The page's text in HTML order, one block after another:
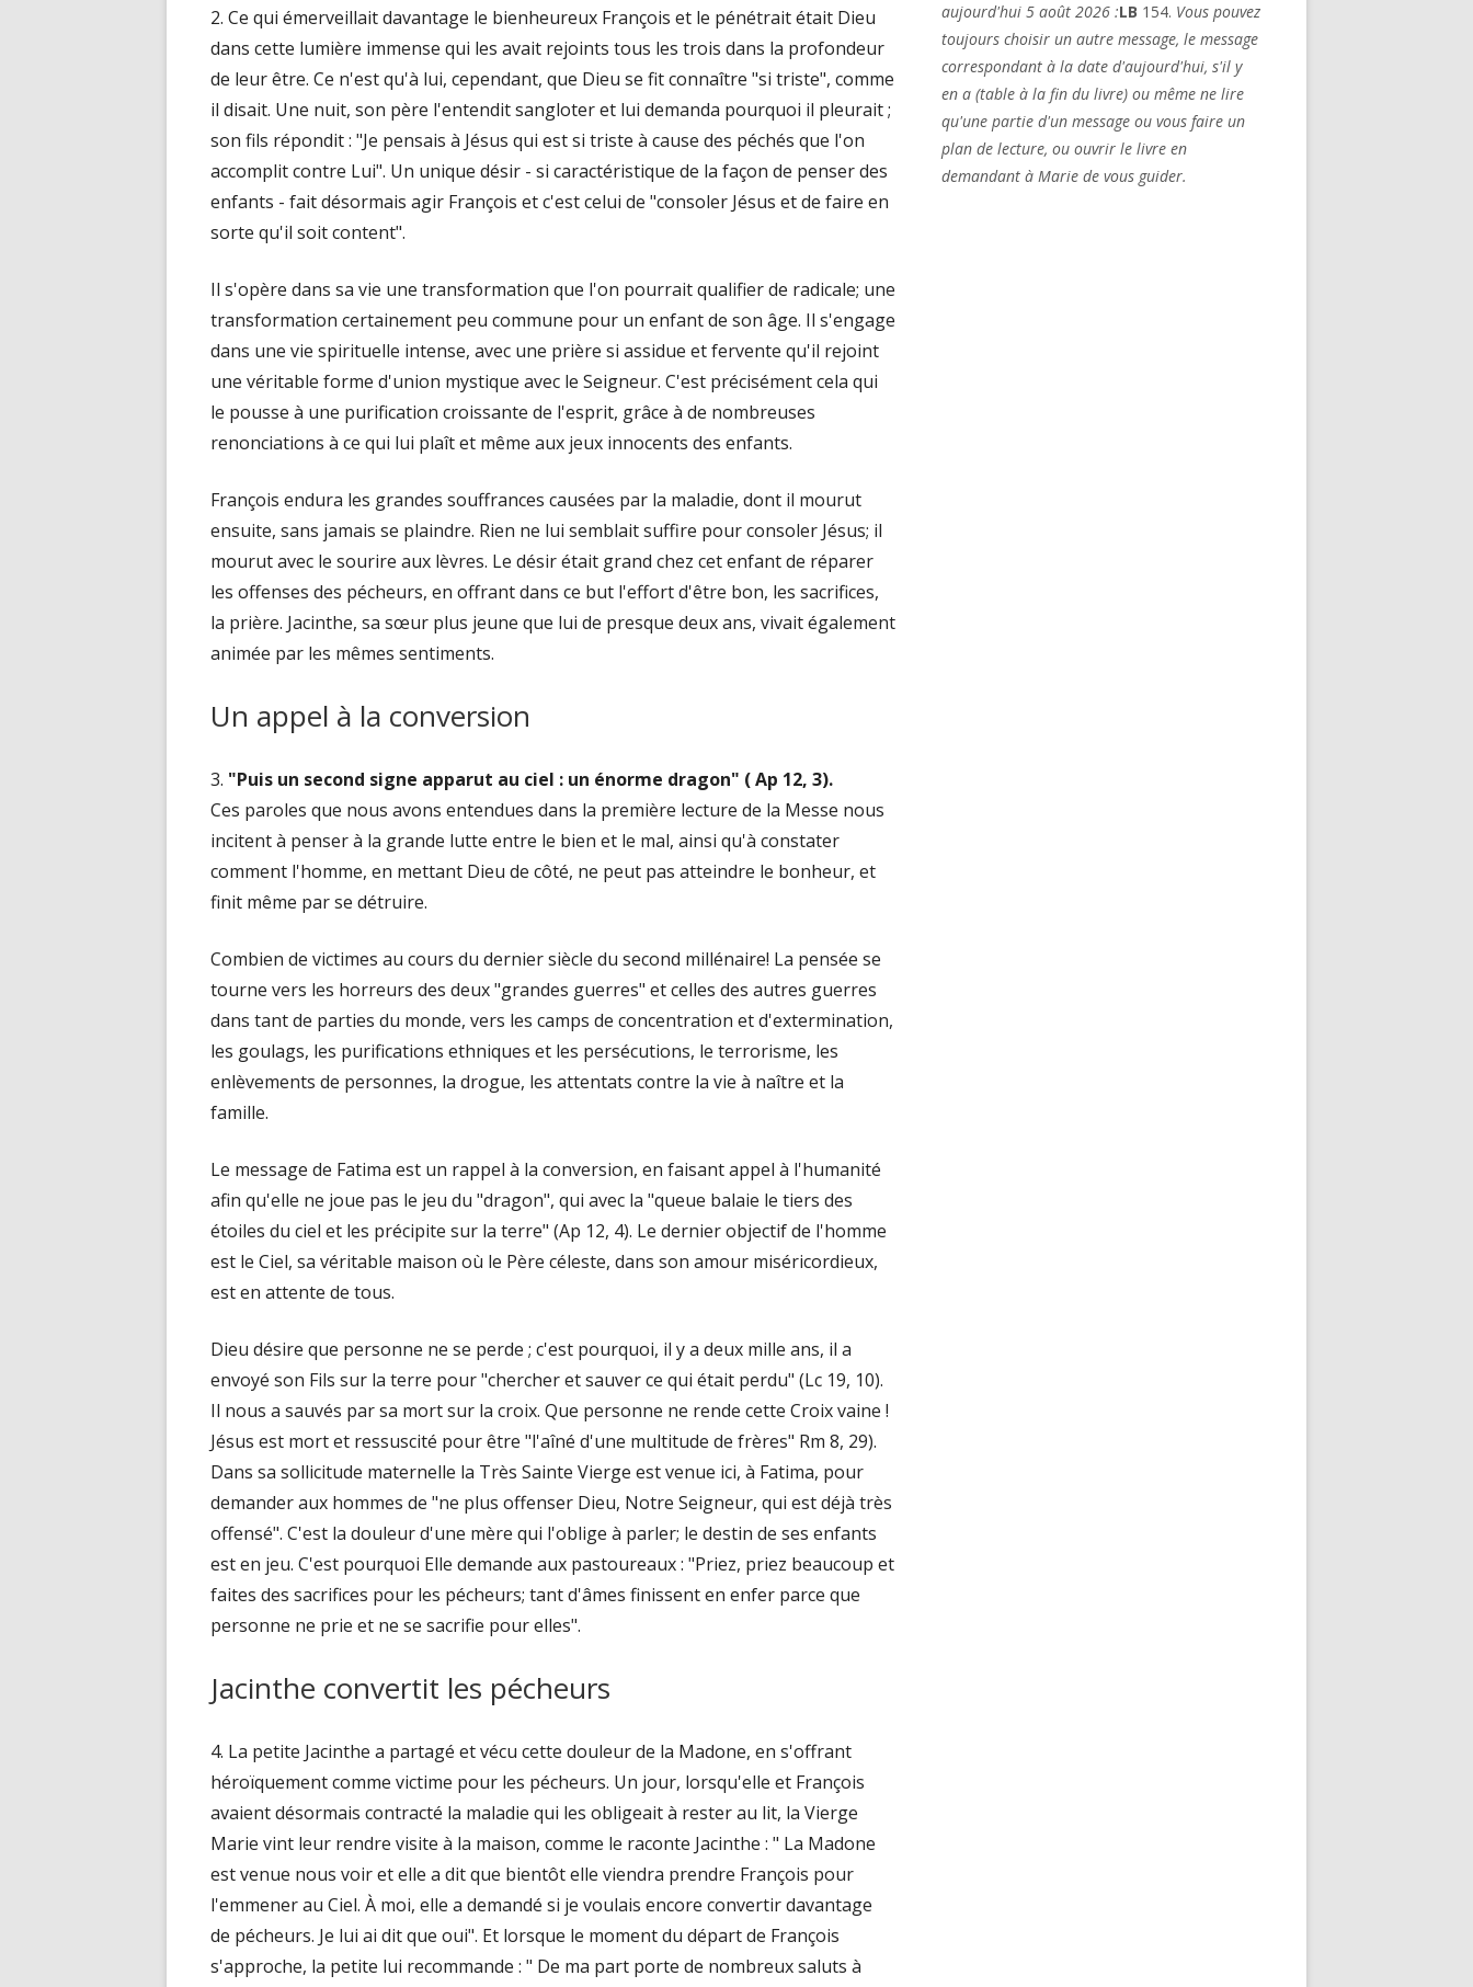
2. Ce qui émerveillait davantage le bienheureux François et le pénétrait était Dieu
dans cette lumière immense qui les avait rejoints tous les trois dans la profondeur
de leur être. Ce n'est qu'à lui, cependant, que Dieu se fit connaître "si triste", comme
il disait. Une nuit, son père l'entendit sangloter et lui demanda pourquoi il pleurait ;
son fils répondit : "Je pensais à Jésus qui est si triste à cause des péchés que l'on
accomplit contre Lui". Un unique désir - si caractéristique de la façon de penser des
enfants - fait désormais agir François et c'est celui de "consoler Jésus et de faire en
sorte qu'il soit content".
Il s'opère dans sa vie une transformation que l'on pourrait qualifier de radicale; une
transformation certainement peu commune pour un enfant de son âge. Il s'engage
dans une vie spirituelle intense, avec une prière si assidue et fervente qu'il rejoint
une véritable forme d'union mystique avec le Seigneur. C'est précisément cela qui
le pousse à une purification croissante de l'esprit, grâce à de nombreuses
renonciations à ce qui lui plaît et même aux jeux innocents des enfants.
François endura les grandes souffrances causées par la maladie, dont il mourut
ensuite, sans jamais se plaindre. Rien ne lui semblait suffire pour consoler Jésus; il
mourut avec le sourire aux lèvres. Le désir était grand chez cet enfant de réparer
les offenses des pécheurs, en offrant dans ce but l'effort d'être bon, les sacrifices,
la prière. Jacinthe, sa sœur plus jeune que lui de presque deux ans, vivait également
animée par les mêmes sentiments.
Un appel à la conversion
3. "Puis un second signe apparut au ciel : un énorme dragon" ( Ap 12, 3).
Ces paroles que nous avons entendues dans la première lecture de la Messe nous
incitent à penser à la grande lutte entre le bien et le mal, ainsi qu'à constater
comment l'homme, en mettant Dieu de côté, ne peut pas atteindre le bonheur, et
finit même par se détruire.
Combien de victimes au cours du dernier siècle du second millénaire! La pensée se
tourne vers les horreurs des deux "grandes guerres" et celles des autres guerres
dans tant de parties du monde, vers les camps de concentration et d'extermination,
les goulags, les purifications ethniques et les persécutions, le terrorisme, les
enlèvements de personnes, la drogue, les attentats contre la vie à naître et la
famille.
Le message de Fatima est un rappel à la conversion, en faisant appel à l'humanité
afin qu'elle ne joue pas le jeu du "dragon", qui avec la "queue balaie le tiers des
étoiles du ciel et les précipite sur la terre" (Ap 12, 4). Le dernier objectif de l'homme
est le Ciel, sa véritable maison où le Père céleste, dans son amour miséricordieux,
est en attente de tous.
Dieu désire que personne ne se perde ; c'est pourquoi, il y a deux mille ans, il a
envoyé son Fils sur la terre pour "chercher et sauver ce qui était perdu" (Lc 19, 10).
Il nous a sauvés par sa mort sur la croix. Que personne ne rende cette Croix vaine !
Jésus est mort et ressuscité pour être "l'aîné d'une multitude de frères" Rm 8, 29).
Dans sa sollicitude maternelle la Très Sainte Vierge est venue ici, à Fatima, pour
demander aux hommes de "ne plus offenser Dieu, Notre Seigneur, qui est déjà très
offensé". C'est la douleur d'une mère qui l'oblige à parler; le destin de ses enfants
est en jeu. C'est pourquoi Elle demande aux pastoureaux : "Priez, priez beaucoup et
faites des sacrifices pour les pécheurs; tant d'âmes finissent en enfer parce que
personne ne prie et ne se sacrifie pour elles".
Jacinthe convertit les pécheurs
4. La petite Jacinthe a partagé et vécu cette douleur de la Madone, en s'offrant
héroïquement comme victime pour les pécheurs. Un jour, lorsqu'elle et François
avaient désormais contracté la maladie qui les obligeait à rester au lit, la Vierge
Marie vint leur rendre visite à la maison, comme le raconte Jacinthe : " La Madone
est venue nous voir et elle a dit que bientôt elle viendra prendre François pour
l'emmener au Ciel. À moi, elle a demandé si je voulais encore convertir davantage
de pécheurs. Je lui ai dit que oui". Et lorsque le moment du départ de François
s'approche, la petite lui recommande : " De ma part porte de nombreux saluts à
aujourd'hui 5 août 2026 :LB 154. Vous pouvez
toujours choisir un autre message, le message
correspondant à la date d'aujourd'hui, s'il y
en a (table à la fin du livre) ou même ne lire
qu'une partie d'un message ou vous faire un
plan de lecture, ou ouvrir le livre en
demandant à Marie de vous guider.